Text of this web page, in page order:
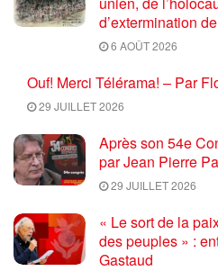
d’extermination
6 AOÛT 2026
Ouf! Merci Télérama! – Par
29 JUILLET 2026
Après son 54e
par Jean Pierre
29 JUILLET 2026
« Le sort de la
des peuples » :
Gastaud